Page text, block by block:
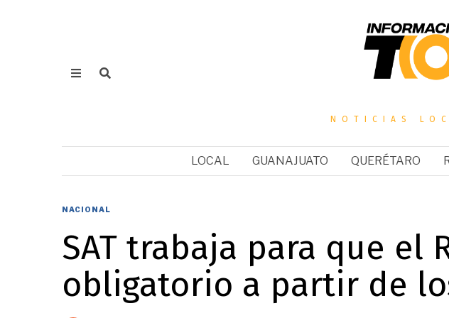
NOTICIAS
LOCAL GUANAJUATO QUERÉTARO
NACIONAL
SAT trabaja para que el
obligatorio a partir de